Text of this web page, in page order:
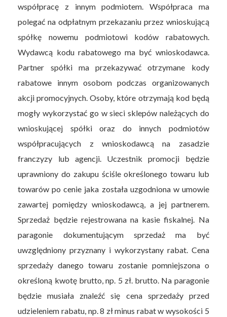
współpracę z innym podmiotem. Współpraca ma
polegać na odpłatnym przekazaniu przez wnioskującą
spółkę nowemu podmiotowi kodów rabatowych.
Wydawcą kodu rabatowego ma być wnioskodawca.
Partner spółki ma przekazywać otrzymane kody
rabatowe innym osobom podczas organizowanych
akcji promocyjnych. Osoby, które otrzymają kod będą
mogły wykorzystać go w sieci sklepów należących do
wnioskującej spółki oraz do innych podmiotów
współpracujących z wnioskodawcą na zasadzie
franczyzy lub agencji. Uczestnik promocji będzie
uprawniony do zakupu ściśle określonego towaru lub
towarów po cenie jaka została uzgodniona w umowie
zawartej pomiędzy wnioskodawcą, a jej partnerem.
Sprzedaż będzie rejestrowana na kasie fiskalnej. Na
paragonie dokumentującym sprzedaż ma być
uwzględniony przyznany i wykorzystany rabat. Cena
sprzedaży danego towaru zostanie pomniejszona o
określoną kwotę brutto, np. 5 zł. brutto. Na paragonie
będzie musiała znaleźć się cena sprzedaży przed
udzieleniem rabatu, np. 8 zł minus rabat w wysokości 5